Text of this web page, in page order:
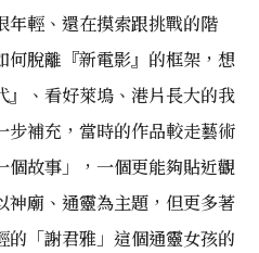
年輕、還在摸索跟挑戰的階
何脫離『新電影』的框架，想
』、看好萊塢、港片長大的我
步補充，當時的作品較走藝術
個故事」，一個更能夠貼近觀
神廟、通靈為主題，但更多著
「謝君雅」這個通靈女孩的